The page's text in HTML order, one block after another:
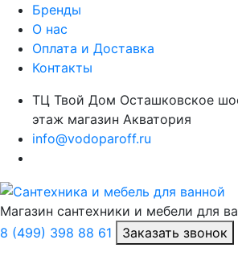
Бренды
О нас
Оплата и Доставка
Контакты
ТЦ Твой Дом Осташковское
этаж магазин Акватория
info@vodoparoff.ru
Магазин сантехники и мебели для
8 (499) 398 88 61
Заказать звонок